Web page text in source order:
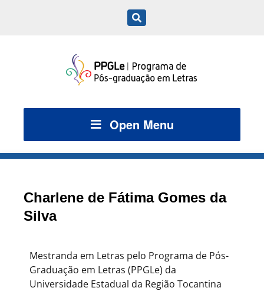
Open Menu
Charlene de Fátima Gomes da
Silva
Mestranda em Letras pelo Programa de Pós-
Graduação em Letras (PPGLe) da
Universidade Estadual da Região Tocantina